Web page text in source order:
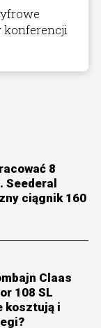
konferencji
8
Seederal
ciągnik 160
Claas
108 SL
kosztują i